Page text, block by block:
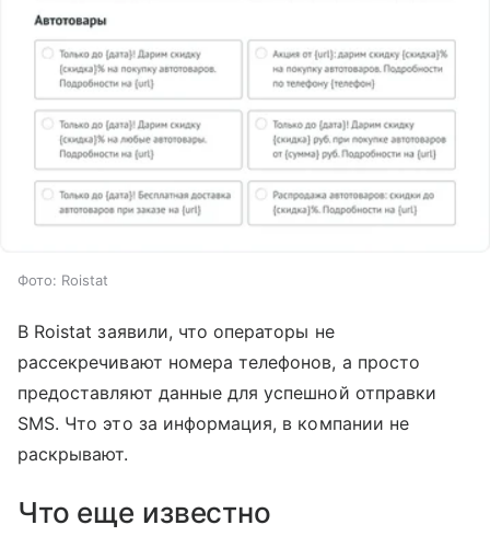
Фото: Roistat
В Roistat заявили, что операторы не
рассекречивают номера телефонов, а просто
предоставляют данные для успешной отправки
SMS. Что это за информация, в компании не
раскрывают.
Что еще известно